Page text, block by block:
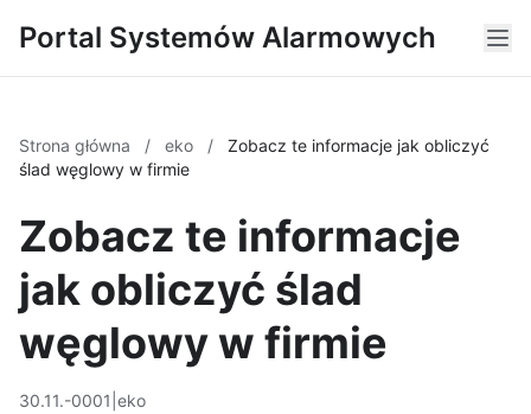
Portal Systemów Alarmowych
Strona główna / eko /
Zobacz te informacje jak obliczyć
ślad węglowy w firmie
Zobacz te informacje
jak obliczyć ślad
węglowy w firmie
30.11.-0001 eko